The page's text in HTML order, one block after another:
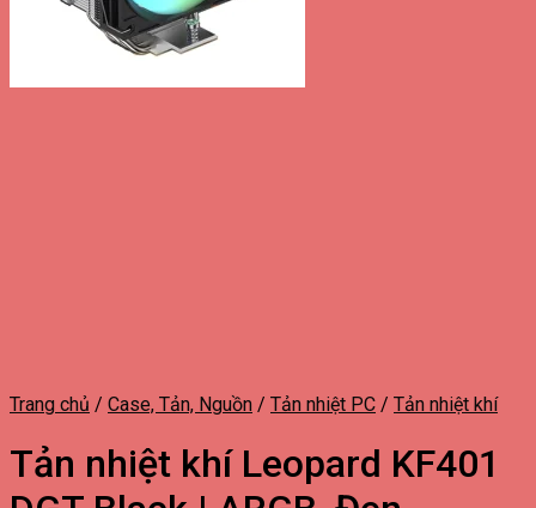
Trang chủ / Case, Tản, Nguồn / Tản nhiệt PC / Tản nhiệt khí
Tản nhiệt khí Leopard KF401